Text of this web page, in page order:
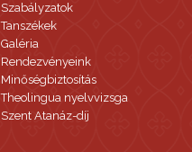
Szabályzatok
Tanszékek
Galéria
Rendezvényeink
Minőségbiztosítás
Theolingua nyelvvizsga
Szent Atanáz-díj